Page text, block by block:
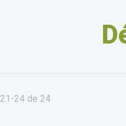
21-24 de 24